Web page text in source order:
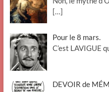
[…]
Pour le 8 mars.
C’est LAVIGUE
DEVOIR de